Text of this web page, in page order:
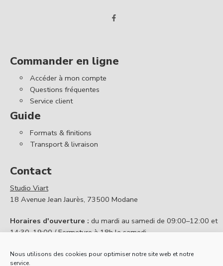
Nous utilisons des cookies pour optimiser notre site web et notre
service.
Commander en ligne
Accéder à mon compte
Questions fréquentes
Service client
Guide
Formats & finitions
Transport & livraison
Contact
Studio Viart
18 Avenue Jean Jaurès, 73500 Modane
Horaires d'ouverture : du mardi au samedi de 09:00–12:00 et
14:30–19:00 / Fermeture à 18h le samedi
Contactez nous